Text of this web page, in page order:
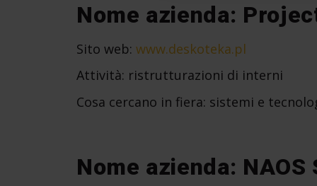
Nome azienda:
Sito web: www.deskoteka.pl
Attività: ristrutturazioni di interni
Cosa cercano in fiera: sistemi e
Nome azienda: NAOS